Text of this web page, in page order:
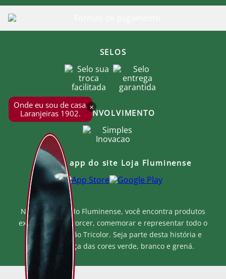
×
Onde eu sou de casa.
Laranjeiras 1902.
Na Loja Oficial do Fluminense, você encontra produtos
exclusivos para torcer, comemorar e representar todo o
orgulho e paixão Tricolor. Seja parte desta história e
mostre a força das cores verde, branco e grená.
SELOS
DESENVOLVIMENTO
Baixe o app do site Loja Fluminense